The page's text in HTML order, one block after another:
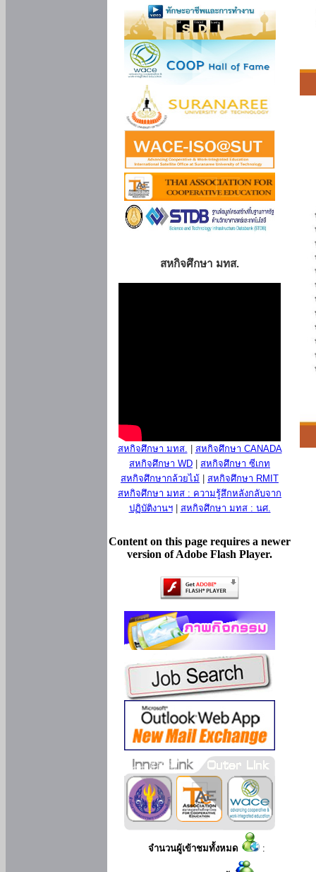
สหกิจศึกษา มทส.
สหกิจศึกษา มทส.
สหกิจศึกษา CANADA
สหกิจศึกษา WD
สหกิจศึกษา ซีเกท
สหกิจศึกษากล้วยไม้
สหกิจศึกษา RMIT
สหกิจศึกษา มทส : ความรู้สึกหลังกลับจาก
ปฏิบัติงานฯ| สหกิจศึกษา มทส : นศ.
Content on this page requires a newer
version of Adobe Flash Player.
จำนวนผู้เข้าชมทั้งหมด :